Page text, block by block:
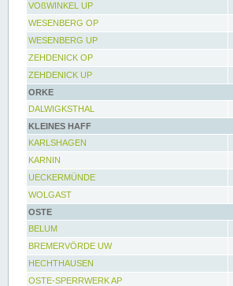
VOßWINKEL UP
WESENBERG OP
WESENBERG UP
ZEHDENICK OP
ZEHDENICK UP
ORKE
DALWIGKSTHAL
KLEINES HAFF
KARLSHAGEN
KARNIN
UECKERMÜNDE
WOLGAST
OSTE
BELUM
BREMERVÖRDE UW
HECHTHAUSEN
OSTE-SPERRWERK AP